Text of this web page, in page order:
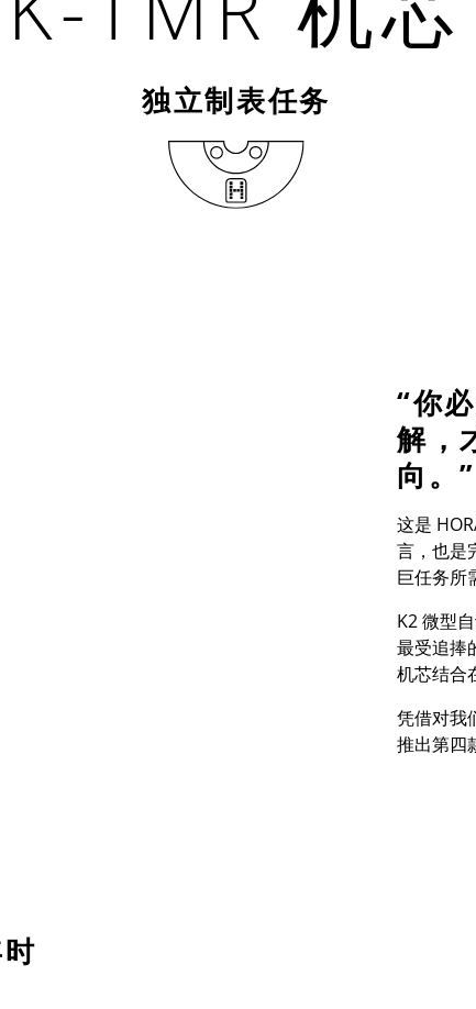
独立制表任务
“你
解，
向。”
这是
言，也是
巨任务所
K2微型
最受追捧
机芯结合
凭借对我
推出第四